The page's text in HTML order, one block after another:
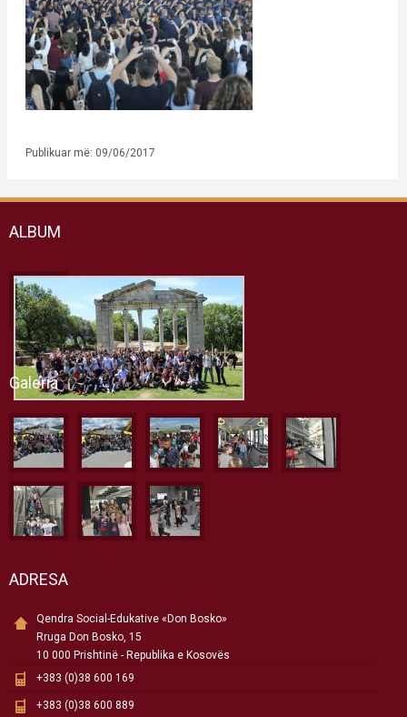
Publikuar më: 09/06/2017
ALBUM
Galeria
ADRESA
Qendra Social-Edukative «Don Bosko»
Rruga Don Bosko, 15
10 000 Prishtinë - Republika e Kosovës
+383 (0)38 600 169
+383 (0)38 600 889